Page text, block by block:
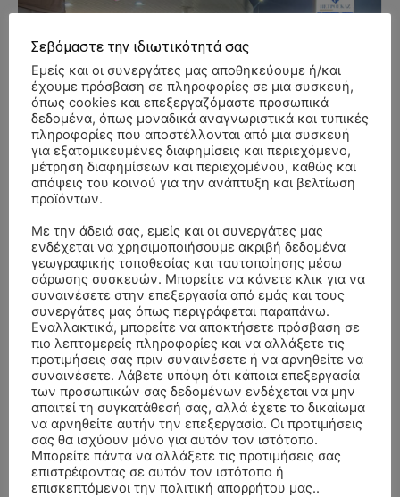
- Advertisment -
Σεβόμαστε την ιδιωτικότητά σας
Εμείς και οι συνεργάτες μας αποθηκεύουμε ή/και
έχουμε πρόσβαση σε πληροφορίες σε μια συσκευή,
όπως cookies και επεξεργαζόμαστε προσωπικά
δεδομένα, όπως μοναδικά αναγνωριστικά και τυπικές
πληροφορίες που αποστέλλονται από μια συσκευή
για εξατομικευμένες διαφημίσεις και περιεχόμενο,
μέτρηση διαφημίσεων και περιεχομένου, καθώς και
απόψεις του κοινού για την ανάπτυξη και βελτίωση
προϊόντων.
Με την άδειά σας, εμείς και οι συνεργάτες μας
ενδέχεται να χρησιμοποιήσουμε ακριβή δεδομένα
γεωγραφικής τοποθεσίας και ταυτοποίησης μέσω
σάρωσης συσκευών. Μπορείτε να κάνετε κλικ για να
συναινέσετε στην επεξεργασία από εμάς και τους
συνεργάτες μας όπως περιγράφεται παραπάνω.
Εναλλακτικά, μπορείτε να αποκτήσετε πρόσβαση σε
πιο λεπτομερείς πληροφορίες και να αλλάξετε τις
προτιμήσεις σας πριν συναινέσετε ή να αρνηθείτε να
συναινέσετε. Λάβετε υπόψη ότι κάποια επεξεργασία
των προσωπικών σας δεδομένων ενδέχεται να μην
απαιτεί τη συγκατάθεσή σας, αλλά έχετε το δικαίωμα
να αρνηθείτε αυτήν την επεξεργασία. Οι προτιμήσεις
σας θα ισχύουν μόνο για αυτόν τον ιστότοπο.
Μπορείτε πάντα να αλλάξετε τις προτιμήσεις σας
επιστρέφοντας σε αυτόν τον ιστότοπο ή
επισκεπτόμενοι την πολιτική απορρήτου μας..